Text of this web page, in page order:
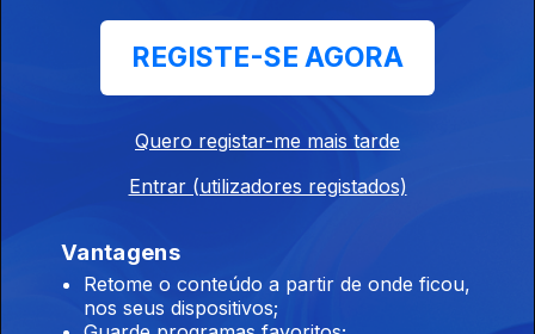
01h Fogo. Descida da temperatura pode ajudar
combate em Carrazeda
00h Difícil acesso aos fogos complica
09 ago. 2026
REGISTE-SE AGORA
Quero registar-me mais tarde
Entrar (utilizadores registados)
Vantagens
Retome o conteúdo a partir de onde ficou,
nos seus dispositivos;